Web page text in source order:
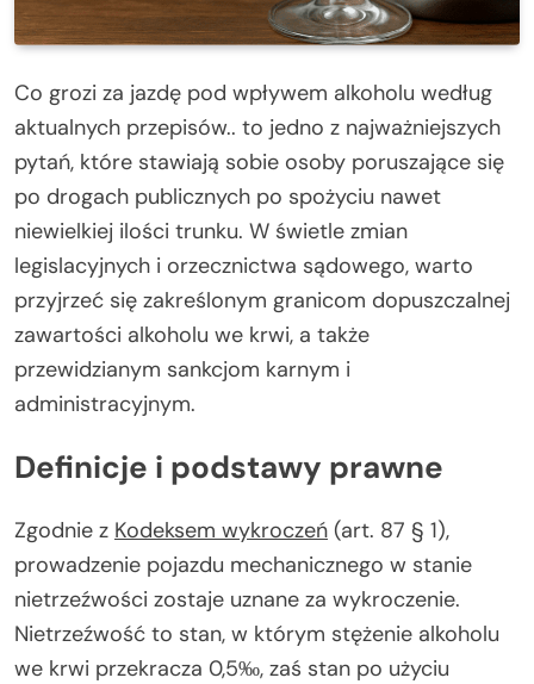
Co grozi za jazdę pod wpływem alkoholu według
aktualnych przepisów.. to jedno z najważniejszych
pytań, które stawiają sobie osoby poruszające się
po drogach publicznych po spożyciu nawet
niewielkiej ilości trunku. W świetle zmian
legislacyjnych i orzecznictwa sądowego, warto
przyjrzeć się zakreślonym granicom dopuszczalnej
zawartości alkoholu we krwi, a także
przewidzianym sankcjom karnym i
administracyjnym.
Definicje i podstawy prawne
Zgodnie z Kodeksem wykroczeń (art. 87 § 1),
prowadzenie pojazdu mechanicznego w stanie
nietrzeźwości zostaje uznane za wykroczenie.
Nietrzeźwość to stan, w którym stężenie alkoholu
we krwi przekracza 0,5‰, zaś stan po użyciu